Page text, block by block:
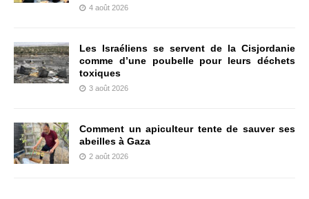
4 août 2026
Les Israéliens se servent de la Cisjordanie
comme d’une poubelle pour leurs déchets
toxiques
3 août 2026
Comment un apiculteur tente de sauver ses
abeilles à Gaza
2 août 2026